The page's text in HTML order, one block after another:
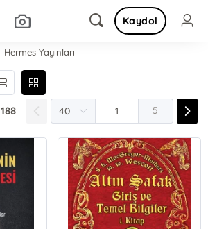
Kaydol
Hermes Yayınları
188 5